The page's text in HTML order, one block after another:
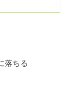
落ちる